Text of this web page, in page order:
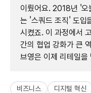
이뤘어요. 2018년 '오
는 '스쿼드 조직' 도입
시켰죠. 이 과정에서
간의 협업 강화가 큰
브영은 이제 리테일
비즈니스 디지털 혁신